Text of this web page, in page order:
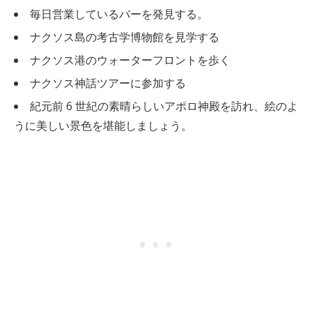
毎日営業しているバーを発見する。
ナクソス島の考古学博物館を見学する
ナクソス港のウォーターフロントを歩く
ナクソス神話ツアーに参加する
紀元前 6 世紀の素晴らしいアポロ神殿を訪れ、絵のよ
うに美しい景色を堪能しましょう。